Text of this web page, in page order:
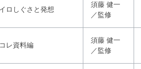
ロしぐさと発想
須藤 健一
／監修
レ資料編
須藤 健一
／監修